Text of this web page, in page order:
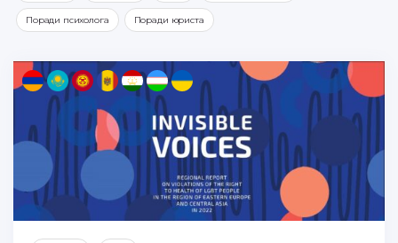
Поради психолога Поради юриста